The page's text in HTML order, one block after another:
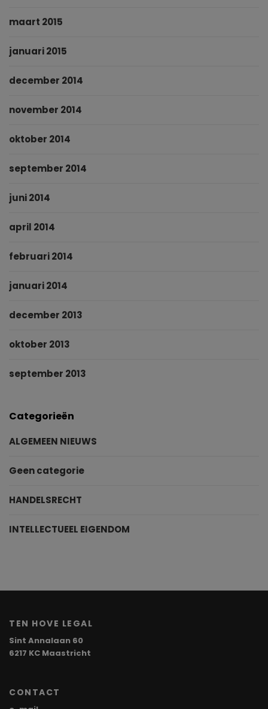
maart 2015
januari 2015
december 2014
november 2014
oktober 2014
september 2014
juni 2014
april 2014
februari 2014
januari 2014
december 2013
oktober 2013
september 2013
Categorieën
ALGEMEEN NIEUWS
Geen categorie
HANDELSRECHT
INTELLECTUEEL EIGENDOM
TEN HOVE LEGAL
Sint Annalaan 60
6217 KC Maastricht
CONTACT